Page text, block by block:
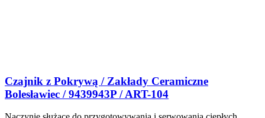
Czajnik z Pokrywą / Zakłady Ceramiczne
Bolesławiec / 9439943P / ART-104